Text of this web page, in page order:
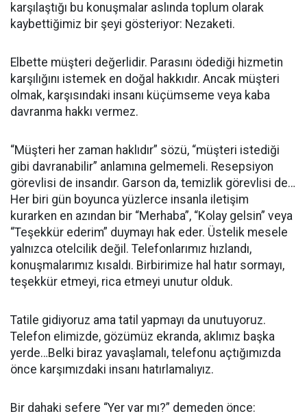
karşılaştığı bu konuşmalar aslında toplum olarak
kaybettiğimiz bir şeyi gösteriyor: Nezaketi.
Elbette müşteri değerlidir. Parasını ödediği hizmetin
karşılığını istemek en doğal hakkıdır. Ancak müşteri
olmak, karşısındaki insanı küçümseme veya kaba
davranma hakkı vermez.
“Müşteri her zaman haklıdır” sözü, “müşteri istediği
gibi davranabilir” anlamına gelmemeli. Resepsiyon
görevlisi de insandır. Garson da, temizlik görevlisi de…
Her biri gün boyunca yüzlerce insanla iletişim
kurarken en azından bir “Merhaba”, “Kolay gelsin” veya
“Teşekkür ederim” duymayı hak eder. Üstelik mesele
yalnızca otelcilik değil. Telefonlarımız hızlandı,
konuşmalarımız kısaldı. Birbirimize hal hatır sormayı,
teşekkür etmeyi, rica etmeyi unutur olduk.
Tatile gidiyoruz ama tatil yapmayı da unutuyoruz.
Telefon elimizde, gözümüz ekranda, aklımız başka
yerde…Belki biraz yavaşlamalı, telefonu açtığımızda
önce karşımızdaki insanı hatırlamalıyız.
Bir dahaki sefere “Yer var mı?” demeden önce: